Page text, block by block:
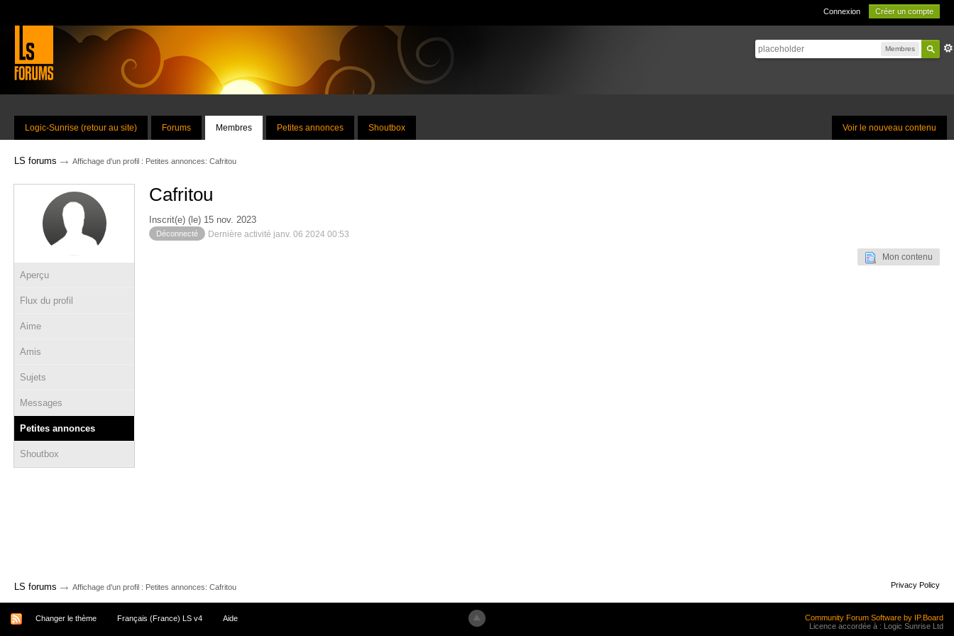
Connexion Créer un compte
Membres
Voir le nouveau contenu
Logic-Sunrise (retour au site) Forums Membres Petites annonces Shoutbox
LS forums → Affichage d'un profil : Petites annonces: Cafritou
Aperçu
Flux du profil
Aime
Amis
Sujets
Messages
Petites annonces
Shoutbox
Cafritou
Inscrit(e) (le) 15 nov. 2023
Déconnecté Dernière activité janv. 06 2024 00:53
Mon contenu
LS forums → Affichage d'un profil : Petites annonces: Cafritou Privacy Policy
Changer le thème Français (France) LS v4 Aide
Community Forum Software by IP.Board
Licence accordée à : Logic Sunrise Ltd